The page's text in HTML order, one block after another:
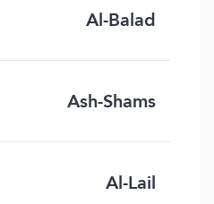
Al-Balad
Ash-Shams
Al-Lail